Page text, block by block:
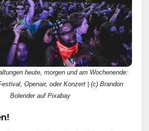
heute, morgen und am Wochenende:
Openair, oder Konzert | (c) Brandon
Bolender auf Pixabay